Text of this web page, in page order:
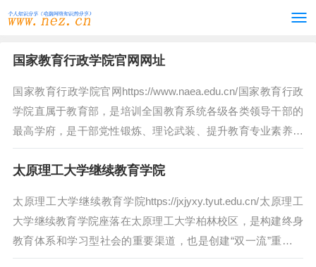
国家教育行政学院官网网址
国家教育行政学院官网https://www.naea.edu.cn/国家教育行政
学院直属于教育部，是培训全国教育系统各级各类领导干部的
最高学府，是干部党性锻炼、理论武装、提升教育专业素养的
重要阵地，教...
太原理工大学继续教育学院
太原理工大学继续教育学院https://jxjyxy.tyut.edu.cn/太原理工
大学继续教育学院座落在太原理工大学柏林校区，是构建终身
教育体系和学习型社会的重要渠道，也是创建“双一流”重点建
设高...